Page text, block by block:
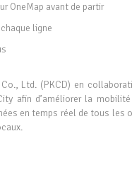
OneMap avant de partir
ligne
Ltd. (PKCD) en
afin d’améliorer la
en temps réel de tous les